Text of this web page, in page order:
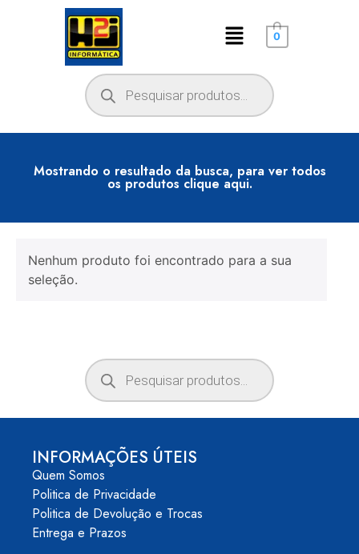
0
Mostrando o resultado da busca, para ver todos
os produtos clique aqui.
Nenhum produto foi encontrado para a sua
seleção.
INFORMAÇÕES ÚTEIS
Quem Somos
Politica de Privacidade
Politica de Devolução e Trocas
Entrega e Prazos